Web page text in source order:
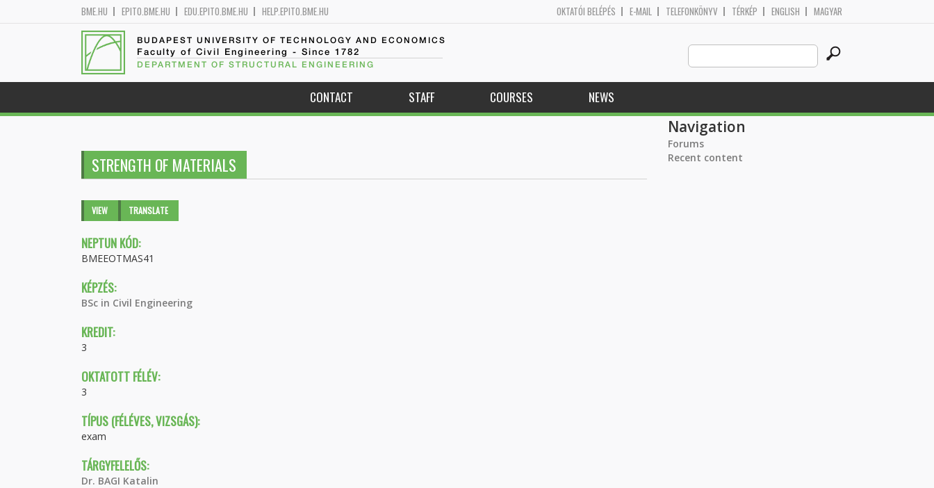
BME.HU EPITO.BME.HU EDU.EPITO.BME.HU HELP.EPITO.BME.HU OKTATÓI BELÉPÉS E-MAIL TELEFONKÖNYV TÉRKÉP ENGLISH MAGYAR
BUDAPEST UNIVERSITY OF TECHNOLOGY AND ECONOMICS
Faculty of Civil Engineering - Since 1782
DEPARTMENT OF STRUCTURAL ENGINEERING
Search
this
site
CONTACT STAFF COURSES NEWS
STRENGTH OF MATERIALS
Primary tabs
VIEW (ACTIVETRANSLATE
NEPTUN KÓD:
BMEEOTMAS41
KÉPZÉS:
BSc in Civil Engineering
KREDIT:
3
OKTATOTT FÉLÉV:
3
TÍPUS (FÉLÉVES, VIZSGÁS):
exam
TÁRGYFELELŐS:
Dr. BAGI Katalin
Navigation
Forums
Recent content